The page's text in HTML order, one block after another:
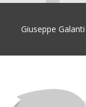
Giuseppe Galanti